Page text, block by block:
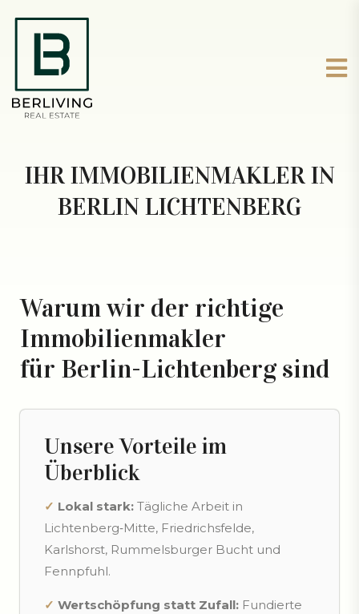
IHR IMMOBILIENMAKLER IN
BERLIN LICHTENBERG
Warum wir der richtige
Immobilienmakler
für Berlin-Lichtenberg sind
Unsere Vorteile im
Überblick
✓ Lokal stark: Tägliche Arbeit in
Lichtenberg‑Mitte, Friedrichsfelde,
Karlshorst, Rummelsburger Bucht und
Fennpfuhl.
✓ Wertschöpfung statt Zufall: Fundierte